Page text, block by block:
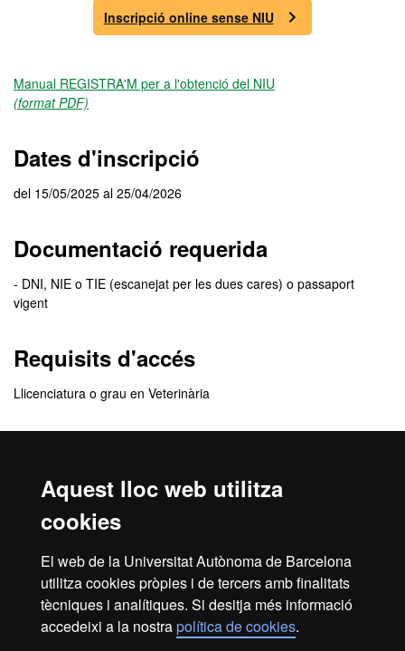
Aquest lloc web utilitza
cookies
El web de la Universitat Autònoma de Barcelona
utilitza cookies pròpies i de tercers amb finalitats
tècniques i analítiques. Si desitja més informació
accedeixi a la nostrapolítica de cookies.
Inscripció online sense NIU
Manual REGISTRA'M per a l'obtenció del NIU
(format PDF)
Dates d'inscripció
del 15/05/2025 al 25/04/2026
Documentació requerida
- DNI, NIE o TIE (escanejat per les dues cares) o passaport
vigent
Requisits d'accés
Llicenciatura o grau en Veterinària
resultat de l’admissió el rebràs, de manera personalitzada, a
l'adreça de correu electrònic que indiquis quan facis la inscripció.
En aquest correu se t’indicarà com has de procedir per
Revisa lasafata de correu brossadel teu correu electrònic. De
vegades, els missatges poden entrar com a correu brossa.